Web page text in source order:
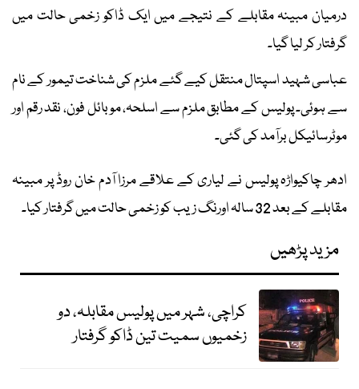
درمیان مبینہ مقابلے کے نتیجے میں ایک ڈاکو زخمی حالت میں
گرفتار کر لیا گیا۔
عباسی شہید اسپتال منتقل کیے گئے ملزم کی شناخت تیمور کے نام
سے ہوئی۔ پولیس کے مطابق ملزم سے اسلحہ، موبائل فون، نقد رقم اور
موٹرسائیکل برآمد کی گئی۔
ادھر چاکیواڑہ پولیس نے لیاری کے علاقے مرزا آدم خان روڈ پر مبینہ
مقابلے کے بعد 32 سالہ اورنگ زیب کو زخمی حالت میں گرفتار کیا۔
مزید پڑھیں
کراچی، شہر میں پولیس مقابلہ، دو
زخمیوں سمیت تین ڈاکو گرفتار